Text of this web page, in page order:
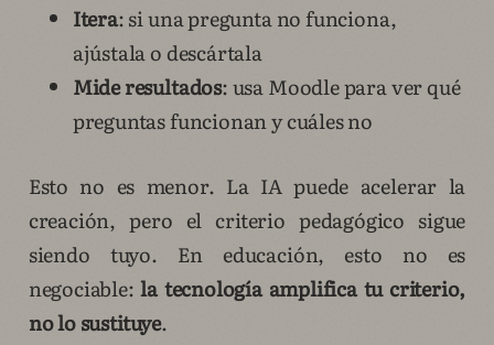
Itera: si una pregunta no funciona,
ajústala o descártala
Mide resultados: usa Moodle para ver qué
preguntas funcionan y cuáles no
Esto no es menor. La IA puede acelerar la
creación, pero el criterio pedagógico sigue
siendo tuyo. En educación, esto no es
negociable:la tecnología amplifica tu criterio,
no lo sustituye.